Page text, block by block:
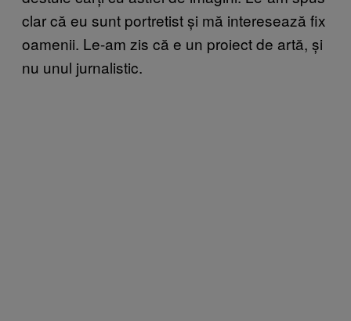
clar că eu sunt portretist și mă interesează fix
oamenii. Le-am zis că e un proiect de artă, și
nu unul jurnalistic.